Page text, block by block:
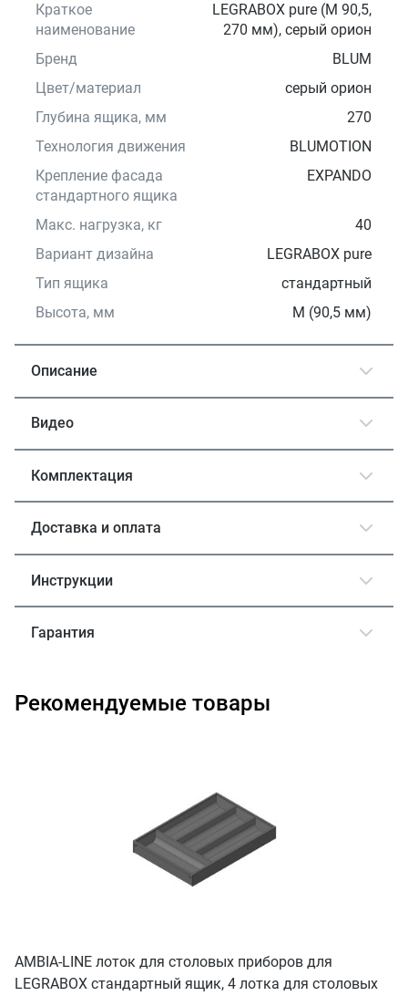
Краткое
наименование
LEGRABOX pure (M 90,5,
270 мм), серый орион
Бренд
BLUM
Цвет/материал
серый орион
Глубина ящика, мм
270
Технология движения
BLUMOTION
Крепление фасада
стандартного ящика
EXPANDO
Макс. нагрузка, кг
40
Вариант дизайна
LEGRABOX pure
Тип ящика
стандартный
Высота, мм
M (90,5 мм)
Описание
Видео
Комплектация
Доставка и оплата
Инструкции
Гарантия
Рекомендуемые товары
AMBIA-LINE лоток для столовых приборов для
LEGRABOX стандартный ящик, 4 лотка для столовых